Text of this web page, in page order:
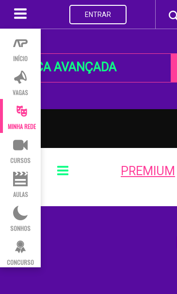
INÍCIO
VAGAS
MINHA REDE
CURSOS
AULAS
SONHOS
CONCURSO
ENTRAR
BUSCA AVANÇADA
PREMIUM